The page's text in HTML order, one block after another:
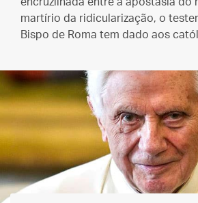
martírio da ridicularização, o
Bispo de Roma tem dado aos